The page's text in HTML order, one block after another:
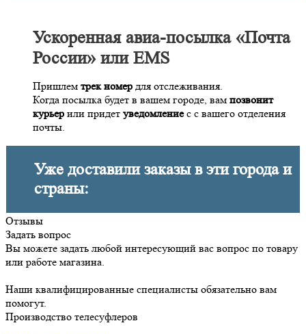
Ускоренная авиа-посылка «Почта
России» или EMS
Пришлем трек номер для отслеживания.
Когда посылка будет в вашем городе, вам позвонит
курьер или придет уведомлениес с вашего отделения
почты.
Уже доставили заказы в эти города и
страны:
Отзывы
Задать вопрос
Вы можете задать любой интересующий вас вопрос по товару
или работе магазина.
Наши квалифицированные специалисты обязательно вам
помогут.
Производство телесуфлеров